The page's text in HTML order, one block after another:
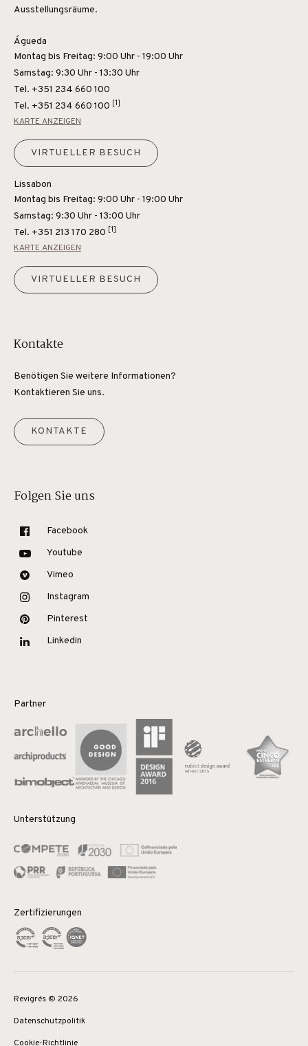
Ausstellungsräume.
Águeda
Montag bis Freitag: 9:00 Uhr - 19:00 Uhr
Samstag: 9:30 Uhr - 13:30 Uhr
Tel. +351 234 660 100
Tel. +351 234 660 100 [1]
KARTE ANZEIGEN
VIRTUELLER BESUCH
Lissabon
Montag bis Freitag: 9:00 Uhr - 19:00 Uhr
Samstag: 9:30 Uhr - 13:00 Uhr
Tel. +351 213 170 280 [1]
KARTE ANZEIGEN
VIRTUELLER BESUCH
Kontakte
Benötigen Sie weitere Informationen?
Kontaktieren Sie uns.
KONTAKTE
Folgen Sie uns
Facebook
Youtube
Vimeo
Instagram
Pinterest
Linkedin
Partner
Unterstützung
Zertifizierungen
Revigrés © 2026
Datenschutzpolitik
Cookie-Richtlinie